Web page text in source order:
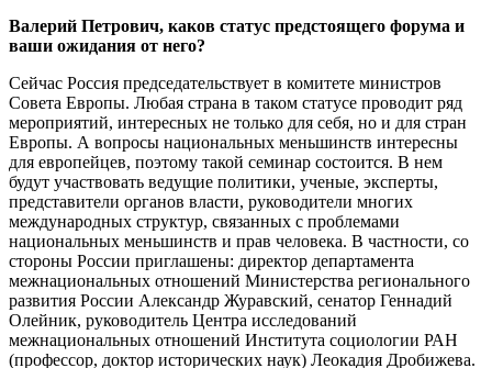
Валерий Петрович, каков статус предстоящего форума и
ваши ожидания от него?
Сейчас Россия председательствует в комитете министров
Совета Европы. Любая страна в таком статусе проводит ряд
мероприятий, интересных не только для себя, но и для стран
Европы. А вопросы национальных меньшинств интересны
для европейцев, поэтому такой семинар состоится. В нем
будут участвовать ведущие политики, ученые, эксперты,
представители органов власти, руководители многих
международных структур, связанных с проблемами
национальных меньшинств и прав человека. В частности, со
стороны России приглашены: директор департамента
межнациональных отношений Министерства регионального
развития России Александр Журавский, сенатор Геннадий
Олейник, руководитель Центра исследований
межнациональных отношений Института социологии РАН
(профессор, доктор исторических наук) Леокадия Дробижева.